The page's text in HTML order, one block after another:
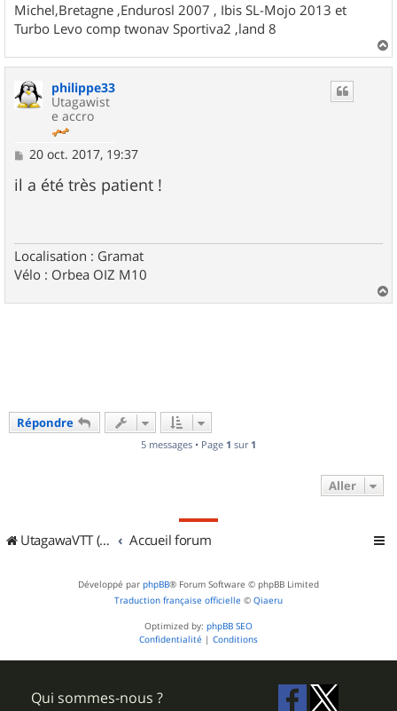
Michel,Bretagne ,Endurosl 2007 , Ibis SL-Mojo 2013 et
Turbo Levo comp twonav Sportiva2 ,land 8
a
philippe33
Utagawist
e accro
M
s
s
20 oct. 2017, 19:37
il a été très patient !
Localisation : Gramat
Vélo : Orbea OIZ M10
a
Répondre
5 messages • Page 1 sur 1
Aller
UtagawaVTT (Randos VTT et VTTAE avec traces GPS) Accueil forum
Développé par phpBB® Forum Software © phpBB Limited
Traduction française officielle © Qiaeru
Optimized by: phpBB SEO
Confidentialité | Conditions
Qui sommes-nous ?